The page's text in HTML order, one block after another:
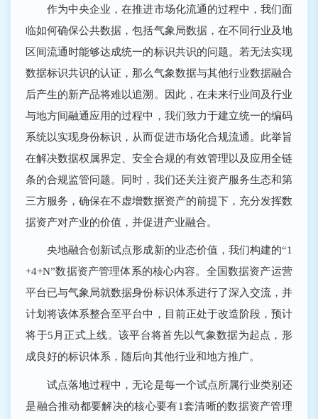
作为中央企业，在推进市场化流通的过程中，我们面
临如何确保公共数据，包括气象局数据，在不同行业及地
区间流通时能够达成统一的标识共识的问题。若无法实现
数据标识共识的认证，那么气象数据与其他行业数据融合
后产生的新产品将难以追溯。因此，在未来行业间及行业
与地方间融通应用的过程中，我们致力于建立统一的编码
系统以实现身份标识，从而促进市场化合规流通。此举旨
在解决数据权属界定、安全合规的有效管理以及应用全链
条的合规监管问题。同时，我们还关注资产服务生态和第
三方服务，确保在不虚增数据资产的前提下，充分发挥数
据资产对产业的价值，并促进产业融合。
央地融合创新试点形成新的业态价值，我们构建的“1
+4+N”数据资产管理体系的核心内容。全国数据资产运营
平台已与气象局就数据身份标识体系进行了深入交流，并
计划将该体系整合至平台中，目前正处于改造阶段，预计
将于5月正式上线。该平台将首先以气象数据为起点，形
成良好的标识体系，随后向其他行业和地方推广。
试点落地过程中，无论是每一个试点所属行业类别还
是融合推动都要解决的核心要有1套清晰的数据资产管理